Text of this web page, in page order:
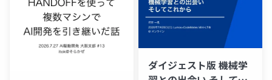
ダイジェスト版 機械学